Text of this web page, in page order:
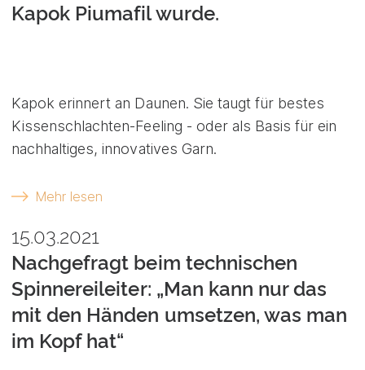
Kapok Piumafil wurde.
Kapok erinnert an Daunen. Sie taugt für bestes
Kissenschlachten-Feeling - oder als Basis für ein
nachhaltiges, innovatives Garn.
Mehr lesen
15.03.2021
Nachgefragt beim technischen
Spinnereileiter: „Man kann nur das
mit den Händen umsetzen, was man
im Kopf hat“